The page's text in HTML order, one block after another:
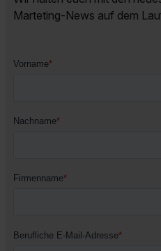
Marteting-News auf dem